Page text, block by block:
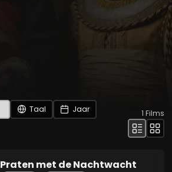
Taal
Jaar
1 Films
Praten met de Nachtwacht